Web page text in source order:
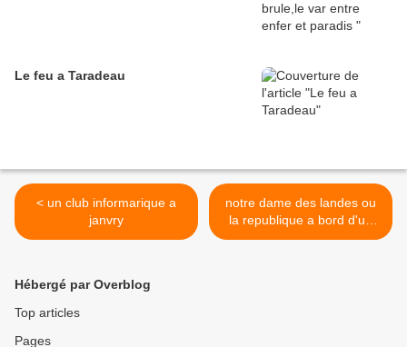
Le feu a Taradeau
< un club informarique a
janvry
notre dame des landes ou
la republique a bord d'un
bateau ivre >
Hébergé par Overblog
Top articles
Pages